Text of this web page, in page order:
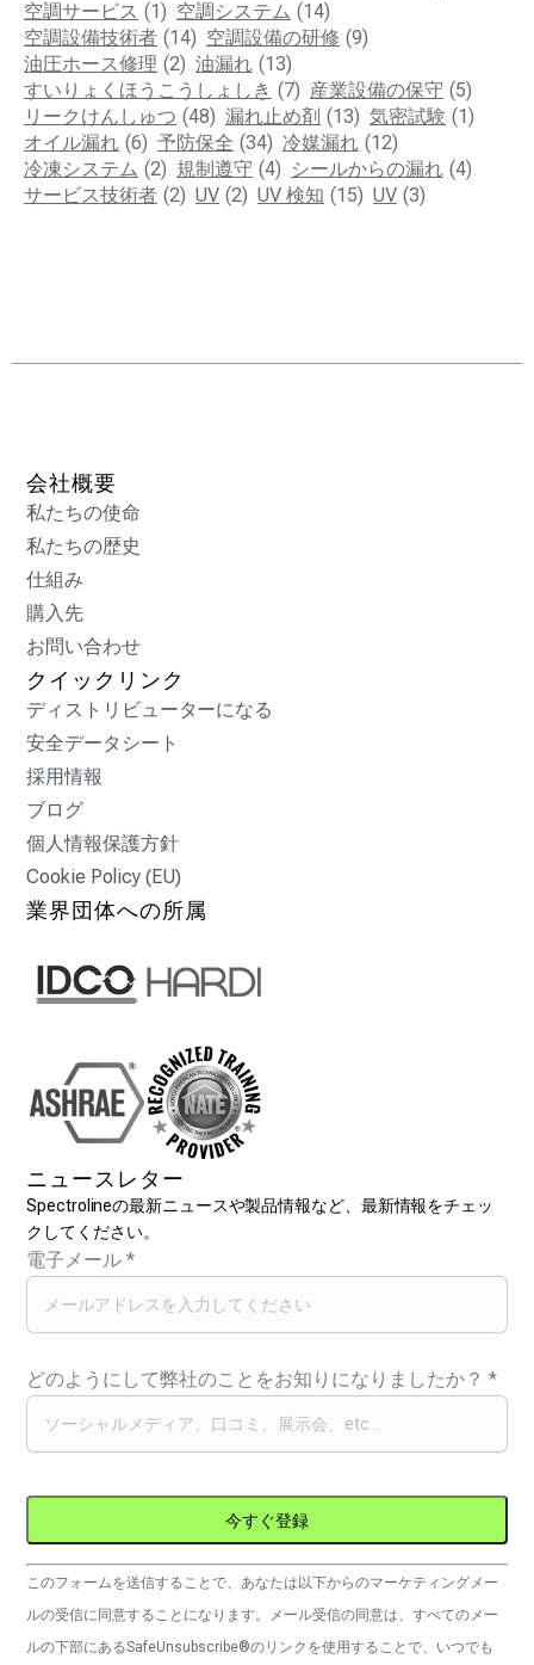
空調サービス (1) 空調システム (14)
空調設備技術者 (14) 空調設備の研修 (9)
油圧ホース修理 (2) 油漏れ (13)
すいりょくほうこうしょしき (7) 産業設備の保守 (5)
リークけんしゅつ (48) 漏れ止め剤 (13) 気密試験 (1)
オイル漏れ (6) 予防保全 (34) 冷媒漏れ (12)
冷凍システム (2) 規制遵守 (4) シールからの漏れ (4)
サービス技術者 (2) UV (2) UV 検知 (15) UV (3)
会社概要
私たちの使命
私たちの歴史
仕組み
購入先
お問い合わせ
クイックリンク
ディストリビューターになる
安全データシート
採用情報
ブログ
個人情報保護方針
Cookie Policy (EU)
業界団体への所属
ニュースレター
Spectrolineの最新ニュースや製品情報など、最新情報をチェッ
クしてください。
電子メール*
どのようにして弊社のことをお知りになりましたか？*
コ
ン
ス
このフォームを送信することで、あなたは以下からのマーケティングメー
ルの受信に同意することになります。メール受信の同意は、すべてのメー
ルの下部にあるSafeUnsubscribe®のリンクを使用することで、いつでも